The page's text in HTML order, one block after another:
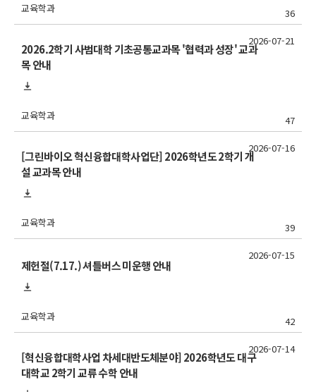
교육학과 36
2026.2학기 사범대학 기초공통교과목 '협력과 성장' 교과
목 안내
교육학과 47
2026-07-21
[그린바이오 혁신융합대학사업단] 2026학년도 2학기 개
설 교과목 안내
교육학과 39
2026-07-16
제헌절(7.17.) 셔틀버스 미운행 안내
교육학과 42
2026-07-15
[혁신융합대학사업 차세대반도체분야] 2026학년도 대구
대학교 2학기 교류 수학 안내
2026-07-14